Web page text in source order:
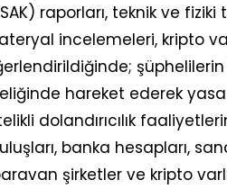
raporları, teknik ve fiziki
incelemeleri, kripto
hareket ederek yasa
dolandırıcılık
banka hesapları,
şirketler ve kripto